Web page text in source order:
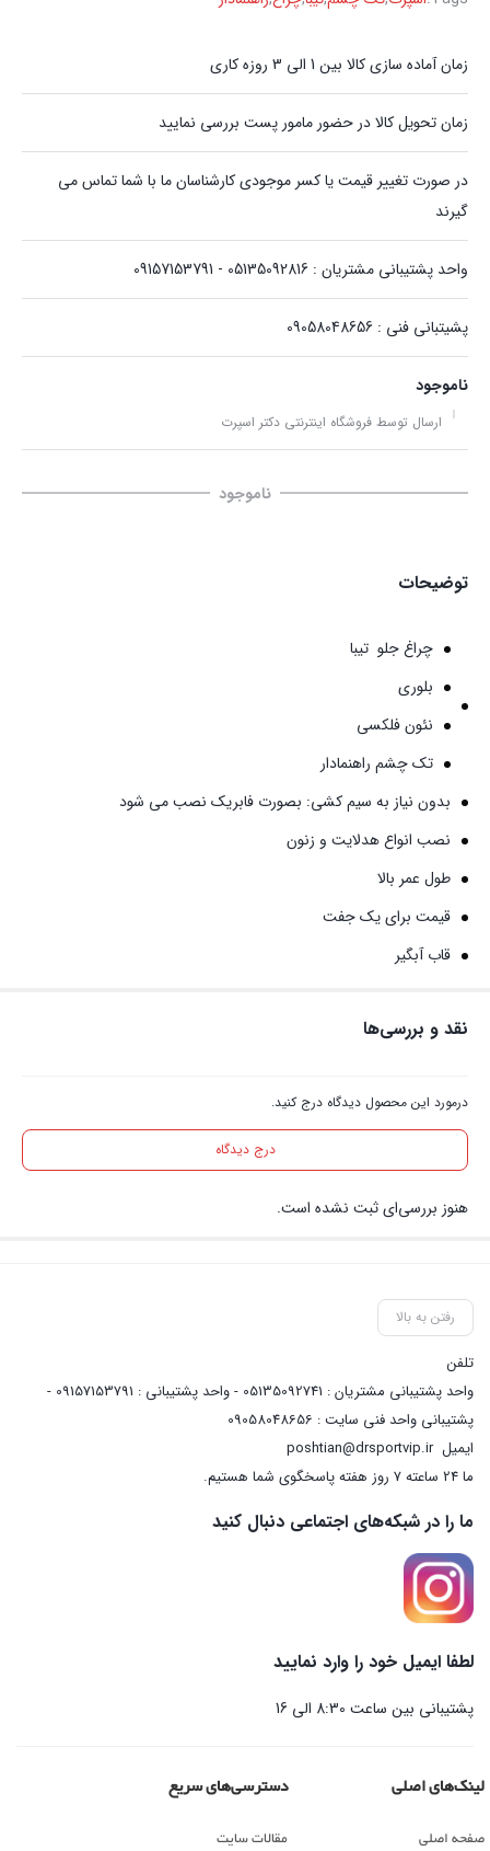
زمان آماده سازی کالا بین 1 الی 3 روزه کاری
زمان تحویل کالا در حضور مامور پست بررسی نمایید
در صورت تغییر قیمت یا کسر موجودی کارشناسان ما با شما تماس می
گیرند
واحد پشتیبانی مشتریان : 05135092816 - 09157153791
پشیتبانی فنی : 09058048656
ناموجود
ارسال توسط فروشگاه اینترنتی دکتر اسپرت
ناموجود
توضیحات
چراغ جلو تیبا
بلوری
نئون فلکسی
تک چشم راهنمادار
بدون نیاز به سیم کشی: بصورت فابریک نصب می شود
نصب انواع هدلایت و زنون
طول عمر بالا
قیمت برای یک جفت
قاب آبگیر
نقد و بررسی‌ها
درمورد این محصول دیدگاه درج کنید.
درج دیدگاه
هنوز بررسی‌ای ثبت نشده است.
رفتن به بالا
تلفن
واحد پشتیبانی مشتریان : 05135092741 - واحد پشتیبانی : 09157153791 -
پشتیبانی واحد فنی سایت : 09058048656
ایمیلposhtian@drsportvip.ir
ما 24 ساعته 7 روز هفته پاسخگوی شما هستیم.
ما را در شبکه‌های اجتماعی دنبال کنید
لطفا ایمیل خود را وارد نمایید
پشتیبانی بین ساعت 8:30 الی 16
لینک‌های اصلی
صفحه اصلی
دسترسی‌های سریع
مقالات سایت